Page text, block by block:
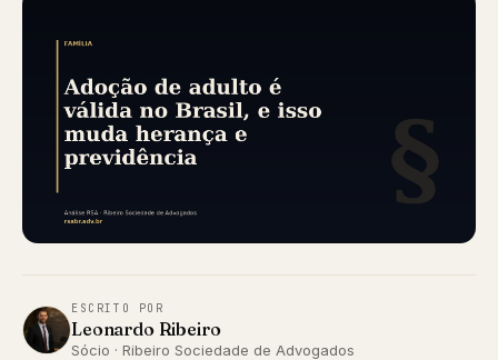
ESCRITO POR
Leonardo Ribeiro
Sócio · Ribeiro Sociedade de Advogados